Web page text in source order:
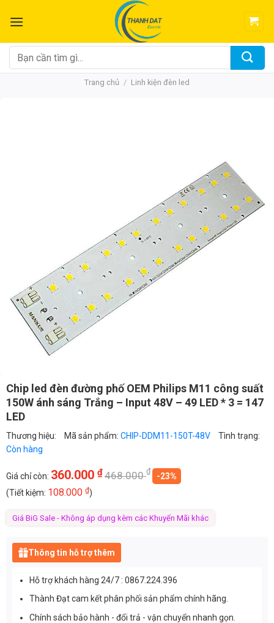
đến
dung
Tìm
kiếm:
Trang chủ / Linh kiện đèn led
Chip led đèn đường phố OEM Philips M11 công suất
150W ánh sáng Trắng – Input 48V – 49 LED * 3 = 147
LED
Thương hiệu: Mã sản phẩm: CHIP-DDM11-150T-48V
Tình trạng:
Còn hàng
Giá chỉ còn: 360.000 ₫468.000₫
-23%
(Tiết kiệm: 108.000 ₫)
Giá BiG Sale - Không áp dụng kèm các Khuyến Mãi khác
Thông tin hỗ trợ thêm
Hỗ trợ khách hàng 24/7 : 0867.224.396
Thành Đạt cam kết phân phối sản phẩm chính hãng.
Chính sách bảo hành - đổi trả - vận chuyển nhanh gọn.